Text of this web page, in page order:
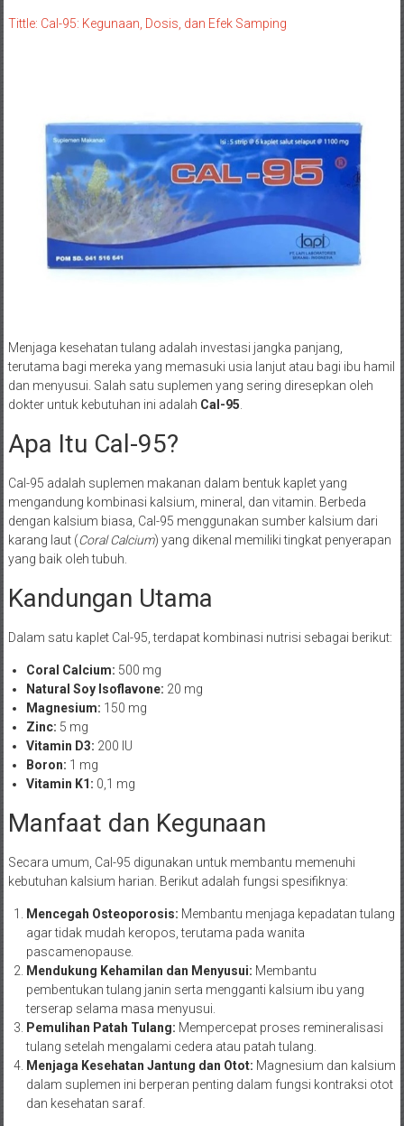
Tittle: Cal-95: Kegunaan, Dosis, dan Efek Samping
Menjaga kesehatan tulang adalah investasi jangka panjang,
terutama bagi mereka yang memasuki usia lanjut atau bagi ibu hamil
dan menyusui. Salah satu suplemen yang sering diresepkan oleh
dokter untuk kebutuhan ini adalah Cal-95.
Apa Itu Cal-95?
Cal-95 adalah suplemen makanan dalam bentuk kaplet yang
mengandung kombinasi kalsium, mineral, dan vitamin. Berbeda
dengan kalsium biasa, Cal-95 menggunakan sumber kalsium dari
karang laut (Coral Calcium) yang dikenal memiliki tingkat penyerapan
yang baik oleh tubuh.
Kandungan Utama
Dalam satu kaplet Cal-95, terdapat kombinasi nutrisi sebagai berikut:
Coral Calcium: 500 mg
Natural Soy Isoflavone: 20 mg
Magnesium: 150 mg
Zinc: 5 mg
Vitamin D3: 200 IU
Boron: 1 mg
Vitamin K1: 0,1 mg
Manfaat dan Kegunaan
Secara umum, Cal-95 digunakan untuk membantu memenuhi
kebutuhan kalsium harian. Berikut adalah fungsi spesifiknya:
Mencegah Osteoporosis: Membantu menjaga kepadatan tulang
agar tidak mudah keropos, terutama pada wanita
pascamenopause.
Mendukung Kehamilan dan Menyusui: Membantu
pembentukan tulang janin serta mengganti kalsium ibu yang
terserap selama masa menyusui.
Pemulihan Patah Tulang: Mempercepat proses remineralisasi
tulang setelah mengalami cedera atau patah tulang.
Menjaga Kesehatan Jantung dan Otot: Magnesium dan kalsium
dalam suplemen ini berperan penting dalam fungsi kontraksi otot
dan kesehatan saraf.